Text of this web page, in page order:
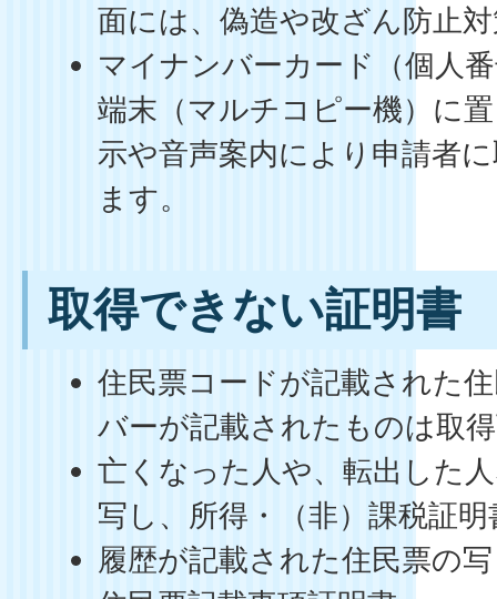
面には、偽造や改ざん防止
マイナンバーカード（個人
端末（マルチコピー機）に
示や音声案内により申請者
ます。
取得できない証明書
住民票コードが記載された
バーが記載されたものは取
亡くなった人や、転出した
写し、所得・（非）課税証明
履歴が記載された住民票の